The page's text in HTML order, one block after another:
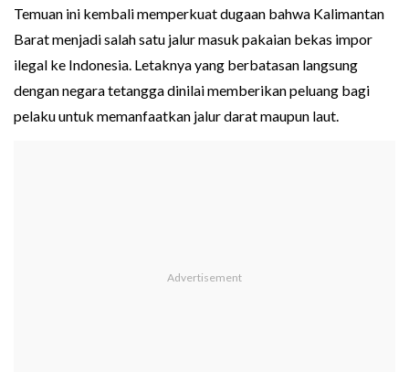
Temuan ini kembali memperkuat dugaan bahwa Kalimantan
Barat menjadi salah satu jalur masuk pakaian bekas impor
ilegal ke Indonesia. Letaknya yang berbatasan langsung
dengan negara tetangga dinilai memberikan peluang bagi
pelaku untuk memanfaatkan jalur darat maupun laut.